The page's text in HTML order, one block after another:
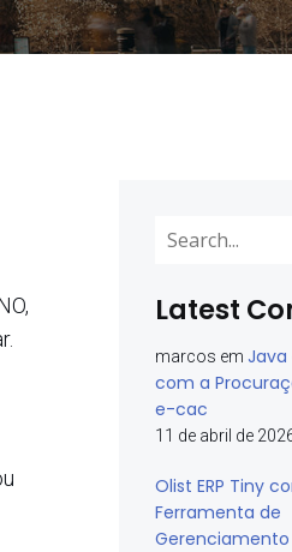
Latest
marcos em
com a
e-cac
11 de abril de
Olist ERP Tiny
Ferramenta de
Gerenciamento